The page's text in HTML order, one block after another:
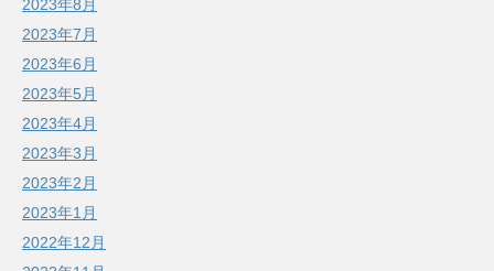
2023年8月
2023年7月
2023年6月
2023年5月
2023年4月
2023年3月
2023年2月
2023年1月
2022年12月